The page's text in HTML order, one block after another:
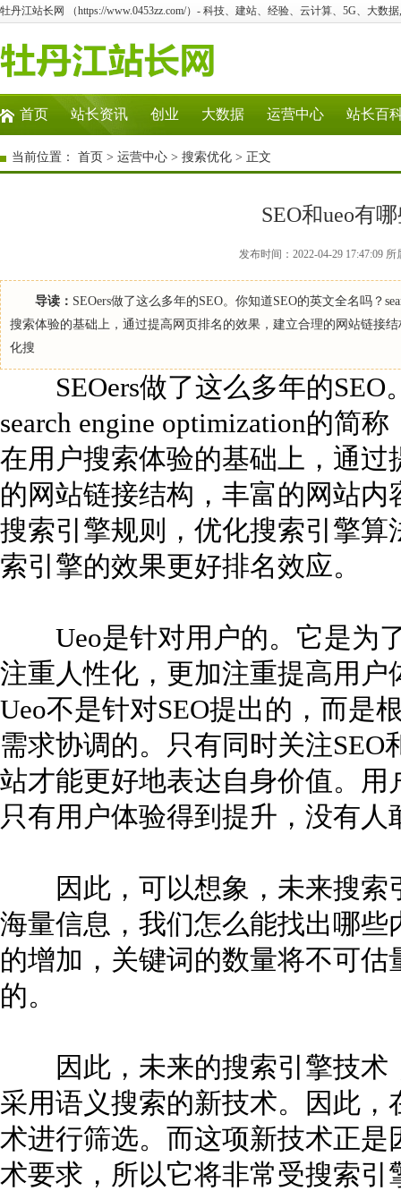
牡丹江站长网 （https://www.0453zz.com/）- 科技、建站、经验、云计算、5G、大数
首页 站长资讯 创业 大数据 运营中心 站长百
当前位置： 首页 > 运营中心 > 搜索优化 > 正文
SEO和ueo有
发布时间：2022-04-29 17:47:09
导读： SEOers做了这么多年的SEO。你知道SEO的英文全名吗？
搜索体验的基础上，通过提高网页排名的效果，建立合理的网站链接
化搜
SEOers做了这么多年的SEO
search engine optimization的简
在用户搜索体验的基础上，通
的网站链接结构，丰富的网站
搜索引擎规则，优化搜索引擎
索引擎的效果更好排名效应。
Ueo是针对用户的。它是为
注重人性化，更加注重提高用
Ueo不是针对SEO提出的，而是
需求协调的。只有同时关注
站才能更好地表达自身价值。
只有用户体验得到提升，没有
因此，可以想象，未来搜索
海量信息，我们怎么能找出哪
的增加，关键词的数量将不可
的。
因此，未来的搜索引擎技术
采用语义搜索的新技术。因此，
术进行筛选。而这项新技术正
术要求，所以它将非常受搜索引